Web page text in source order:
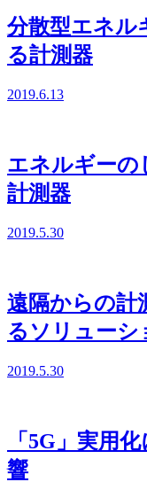
分散型エネル
る計測器
2019.6.13
エネルギーの
計測器
2019.5.30
遠隔からの計
るソリューシ
2019.5.30
「5G」実用
響